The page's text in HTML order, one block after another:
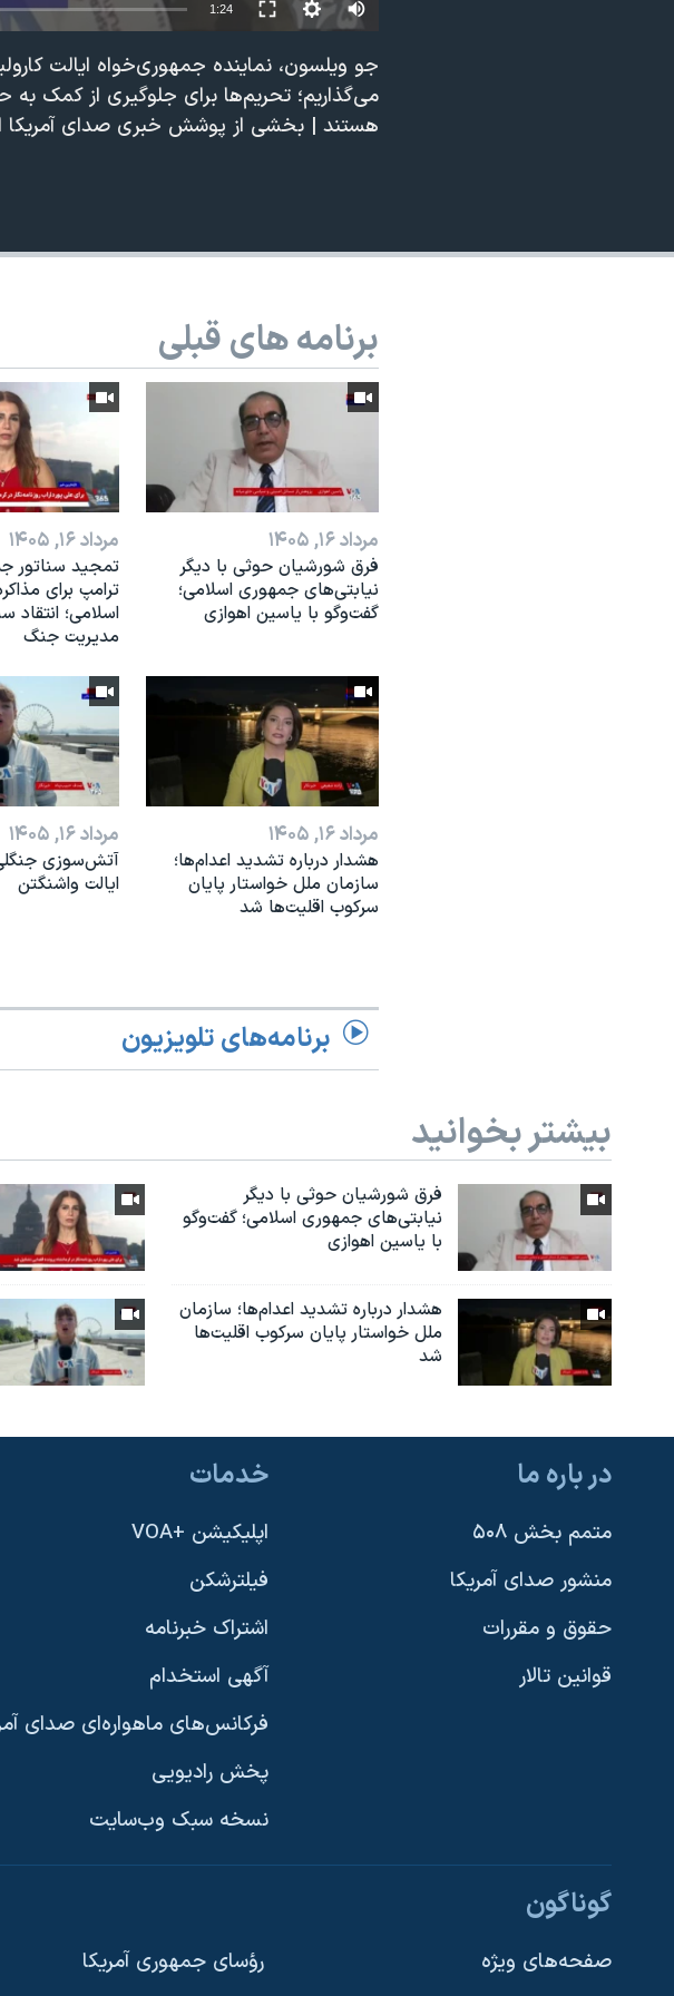
دنبال کنید
1:24
جو ویلسون، نماینده جمهوری‌خواه ایالت
می‌گذاریم؛ تحریم‌ها برای جلوگیری از کمک
هستند | بخشی از پوشش خبری صدای آمریکا از مجمع
برنامه های قبلی
مرداد ۱۶, ۱۴۰۵
فرق شورشیان حوثی با دیگر
نیابتی‌های جمهوری اسلامی؛
گفت‌وگو با یاسین اهوازی
مرداد ۱۶, ۱۴۰۵
تمجید سناتور
ترامپ برای
اسلامی؛ انتقاد
مدیریت جنگ
مرداد ۱۶, ۱۴۰۵
هشدار درباره تشدید اعدام‌ها؛
سازمان ملل خواستار پایان
سرکوب اقلیت‌ها شد
مرداد ۱۶, ۱۴۰۵
آتش‌سوزی
ایالت واشنگتن
برنامه‌های تلویزیون
بیشتر بخوانید
فرق شورشیان حوثی با دیگر
نیابتی‌های جمهوری اسلامی؛ گفت‌وگو
با یاسین اهوازی
هشدار درباره تشدید اعدام‌ها؛ سازمان
ملل خواستار پایان سرکوب اقلیت‌ها
شد
در باره ما
متمم بخش ۵۰۸
منشور صدای آمریکا
حقوق و مقررات
قوانین تالار
خدمات
اپلیکیشن +VOA
فیلترشکن
اشتراک خبرنامه
آگهی استخدام
فرکانس‌های ماهواره‌ای صدای
پخش رادیویی
نسخه سبک وب‌سایت
گوناگون
صفحه‌های ویژه
رؤسای جمهوری آمریکا